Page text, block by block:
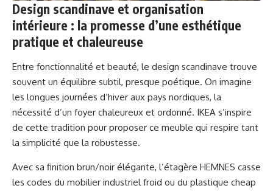
Design scandinave et organisation
intérieure : la promesse d’une esthétique
pratique et chaleureuse
Entre fonctionnalité et beauté, le design scandinave trouve
souvent un équilibre subtil, presque poétique. On imagine
les longues journées d’hiver aux pays nordiques, la
nécessité d’un foyer chaleureux et ordonné. IKEA s’inspire
de cette tradition pour proposer ce meuble qui respire tant
la simplicité que la robustesse.
Avec sa finition brun/noir élégante, l’étagère HEMNES casse
les codes du mobilier industriel froid ou du plastique cheap